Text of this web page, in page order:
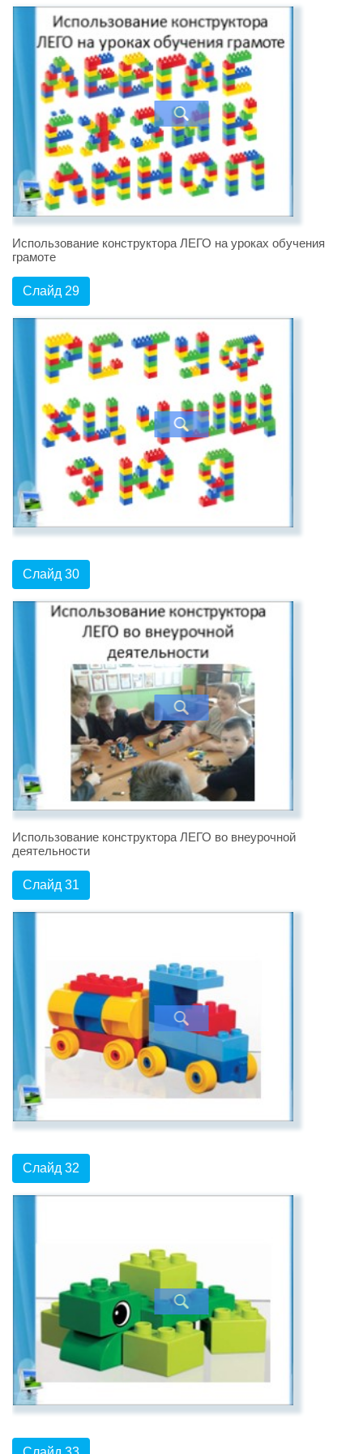
Использование конструктора ЛЕГО на уроках обучения
грамоте
Слайд 29
Слайд 30
Использование конструктора ЛЕГО во внеурочной
деятельности
Слайд 31
Слайд 32